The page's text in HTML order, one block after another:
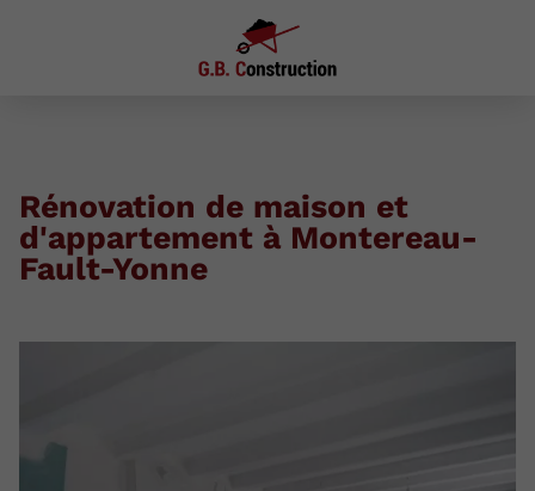
Rénovation de maison et
d'appartement à Montereau-
Fault-Yonne